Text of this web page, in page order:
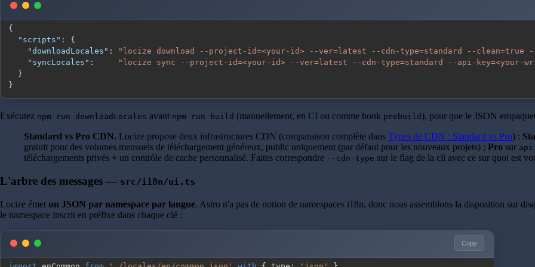
{
"scripts" :
{
"downloadLocales" :
"locize download --project-id=<your-id> --ver=latest --cdn-type=standard --clean=true
"syncLocales" :
"locize sync --project-id=<your-id> --ver=latest --cdn-type=standard --api-
}
}
Exécutez npm run downloadLocales avant npm run build (manuellement, en CI ou comme hook prebuild), pour que le JSON
Standard vs Pro CDN. Locize propose deux infrastructures CDN (comparaison complète dans Types de CDN : Standard vs Pro) :
gratuit pour des volumes mensuels de téléchargement généreux, public uniquement (par défaut pour les nouveaux projets) ; Pro sur
téléchargements privés + un contrôle de cache personnalisé. Faites correspondre --cdn-type sur le flag de la cli avec ce sur quoi est
L'arbre des messages — src/i18n/ui.ts
Locize émet un JSON par namespace par langue. Astro n'a pas de notion de namespaces i18n, donc nous assemblons la disposition sur
le namespace inscrit en préfixe dans chaque clé :
Copy